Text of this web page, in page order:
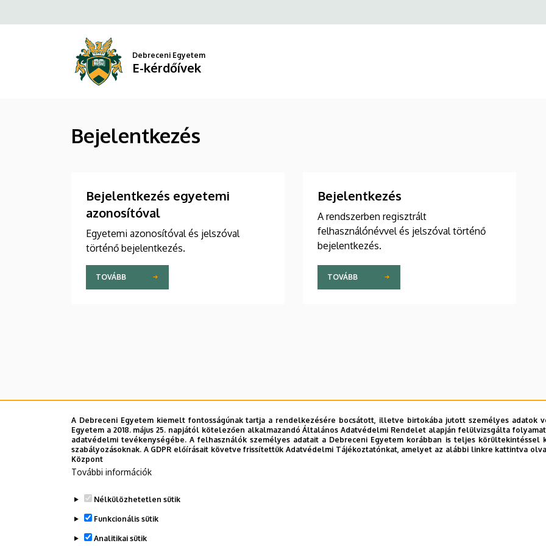
kérdőívek
a
Debreceni Egyetem
E-kérdőívek
Bejelentkezés
Bejelentkezés egyetemi
azonosítóval
Egyetemi azonosítóval és jelszóval
történő bejelentkezés.
TOVÁBB
Bejelentkezés
A rendszerben regisztrált
felhasználónévvel és jelszóval történő
bejelentkezés.
TOVÁBB
A Debreceni Egyetem kiemelt fontosságúnak tartja a rendelkezésére bocsátott, illetve birtokába jutott személyes adatok
Egyetem a 2018. május 25. napjától kötelezően alkalmazandó Általános Adatvédelmi Rendelet alapján felülvizsgálta
adatvédelmi tevékenységébe. A felhasználók személyes adatait a Debreceni Egyetem korábban is teljes
szabályozásoknak. A GDPR előírásait követve frissítettük Adatvédelmi Tájékoztatónkat, amelyet az alábbi linkre kattintva
Központ
További információk
Nélkülözhetetlen sütik
Funkcionális sütik
Analitikai sütik